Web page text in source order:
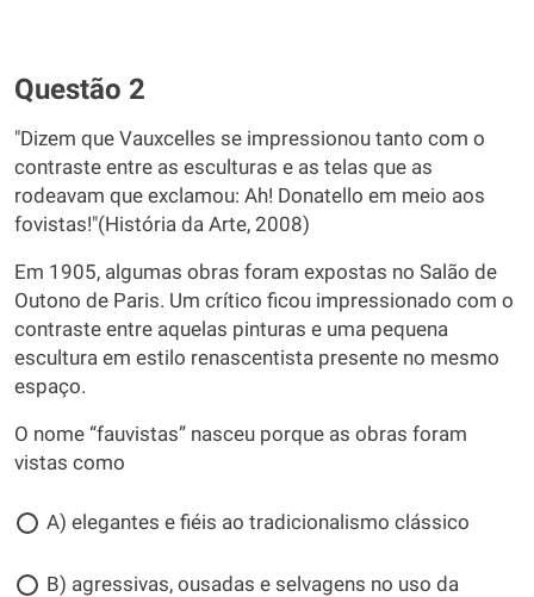
Questão 2
"Dizem que Vauxcelles se impressionou tanto com o
contraste entre as esculturas e as telas que as
rodeavam que exclamou: Ah! Donatello em meio aos
fovistas!"(História da Arte, 2008)
Em 1905, algumas obras foram expostas no Salão de
Outono de Paris. Um crítico ficou impressionado com o
contraste entre aquelas pinturas e uma pequena
escultura em estilo renascentista presente no mesmo
espaço.
O nome “fauvistas” nasceu porque as obras foram
vistas como
A) elegantes e fiéis ao tradicionalismo clássico
B) agressivas, ousadas e selvagens no uso da